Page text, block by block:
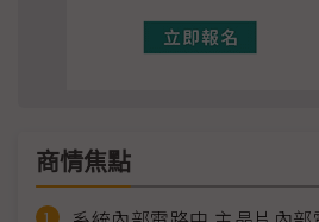
商情焦點